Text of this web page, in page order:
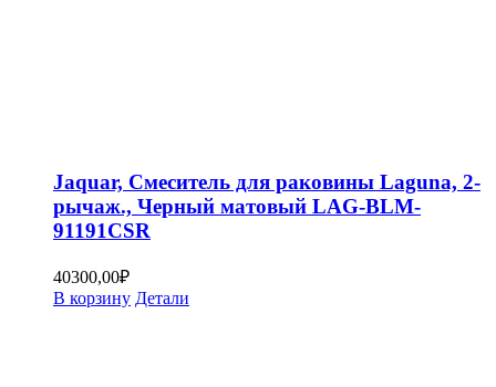
Jaquar, Смеситель для раковины Laguna, 2-
рычаж., Черный матовый LAG-BLM-
91191CSR
40300,00₽
В корзину Детали